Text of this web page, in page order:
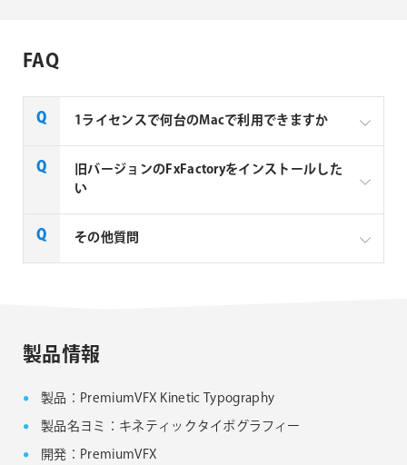
FAQ
1ライセンスで何台のMacで利用できますか
Noise Industries社製品、FxFactory プラグインファミ
リー製品は、1ライセンスにつき1台のMacでのみ使用
旧バージョンのFxFactoryをインストールした
い
FxFactory 旧バージョンインストーラーページよりご
その他質問
製品情報
製品：PremiumVFX Kinetic Typography
製品名ヨミ：キネティックタイポグラフィー
開発：PremiumVFX